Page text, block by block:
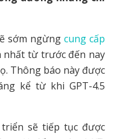
sớm ngừng cung cấp
nhất từ trước đến nay
Thông báo này được
kể từ khi GPT-4.5
sẽ tiếp tục được